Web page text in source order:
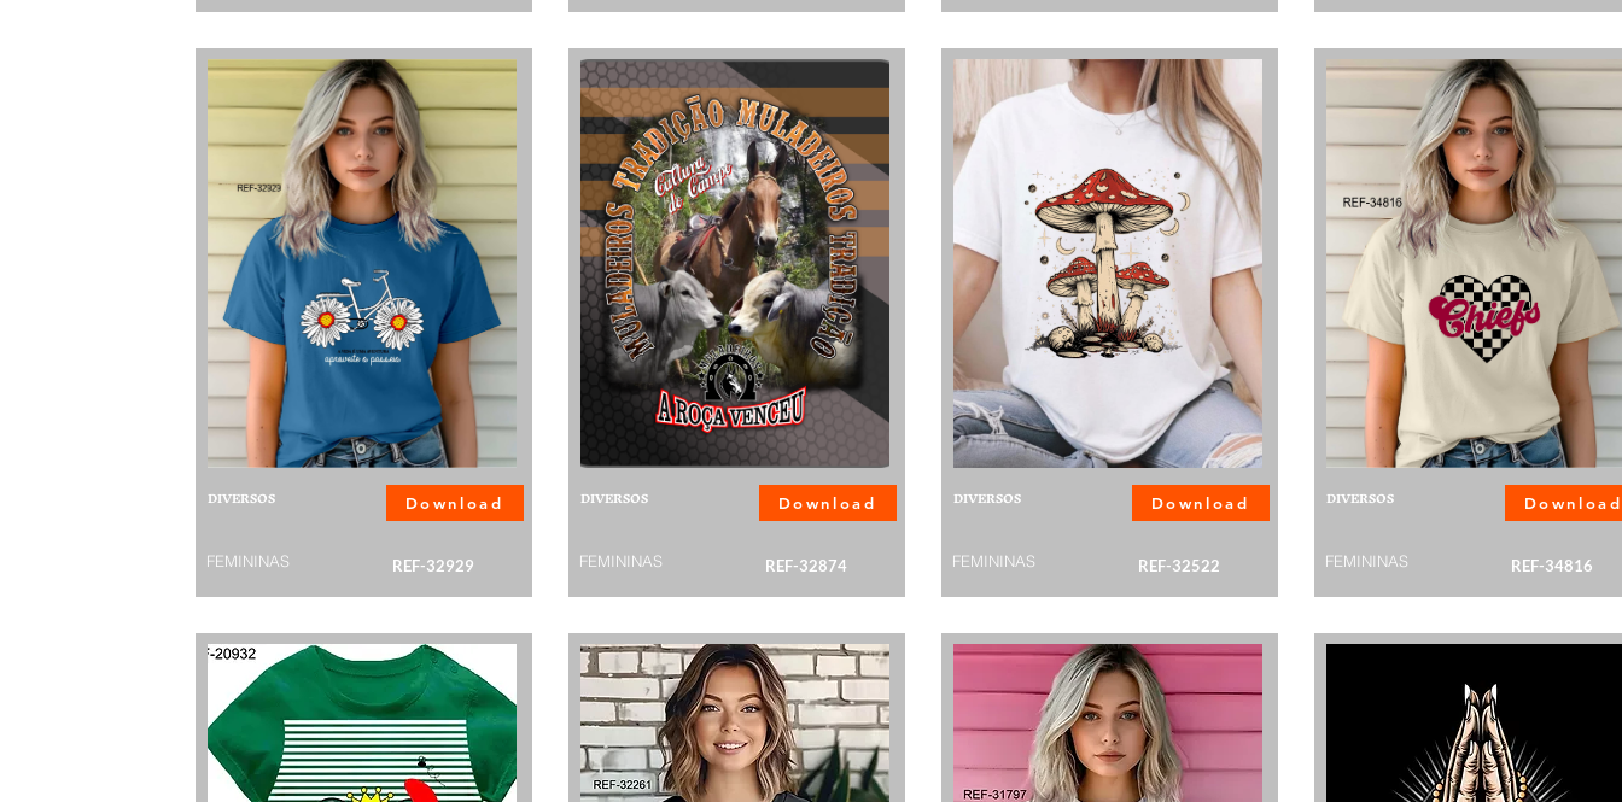
DIVERSOS Download
FEMININAS REF-32929
DIVERSOS Download
FEMININAS REF-32874
DIVERSOS Download
FEMININAS REF-32522
DIVERSOS Download
FEMININAS REF-34816